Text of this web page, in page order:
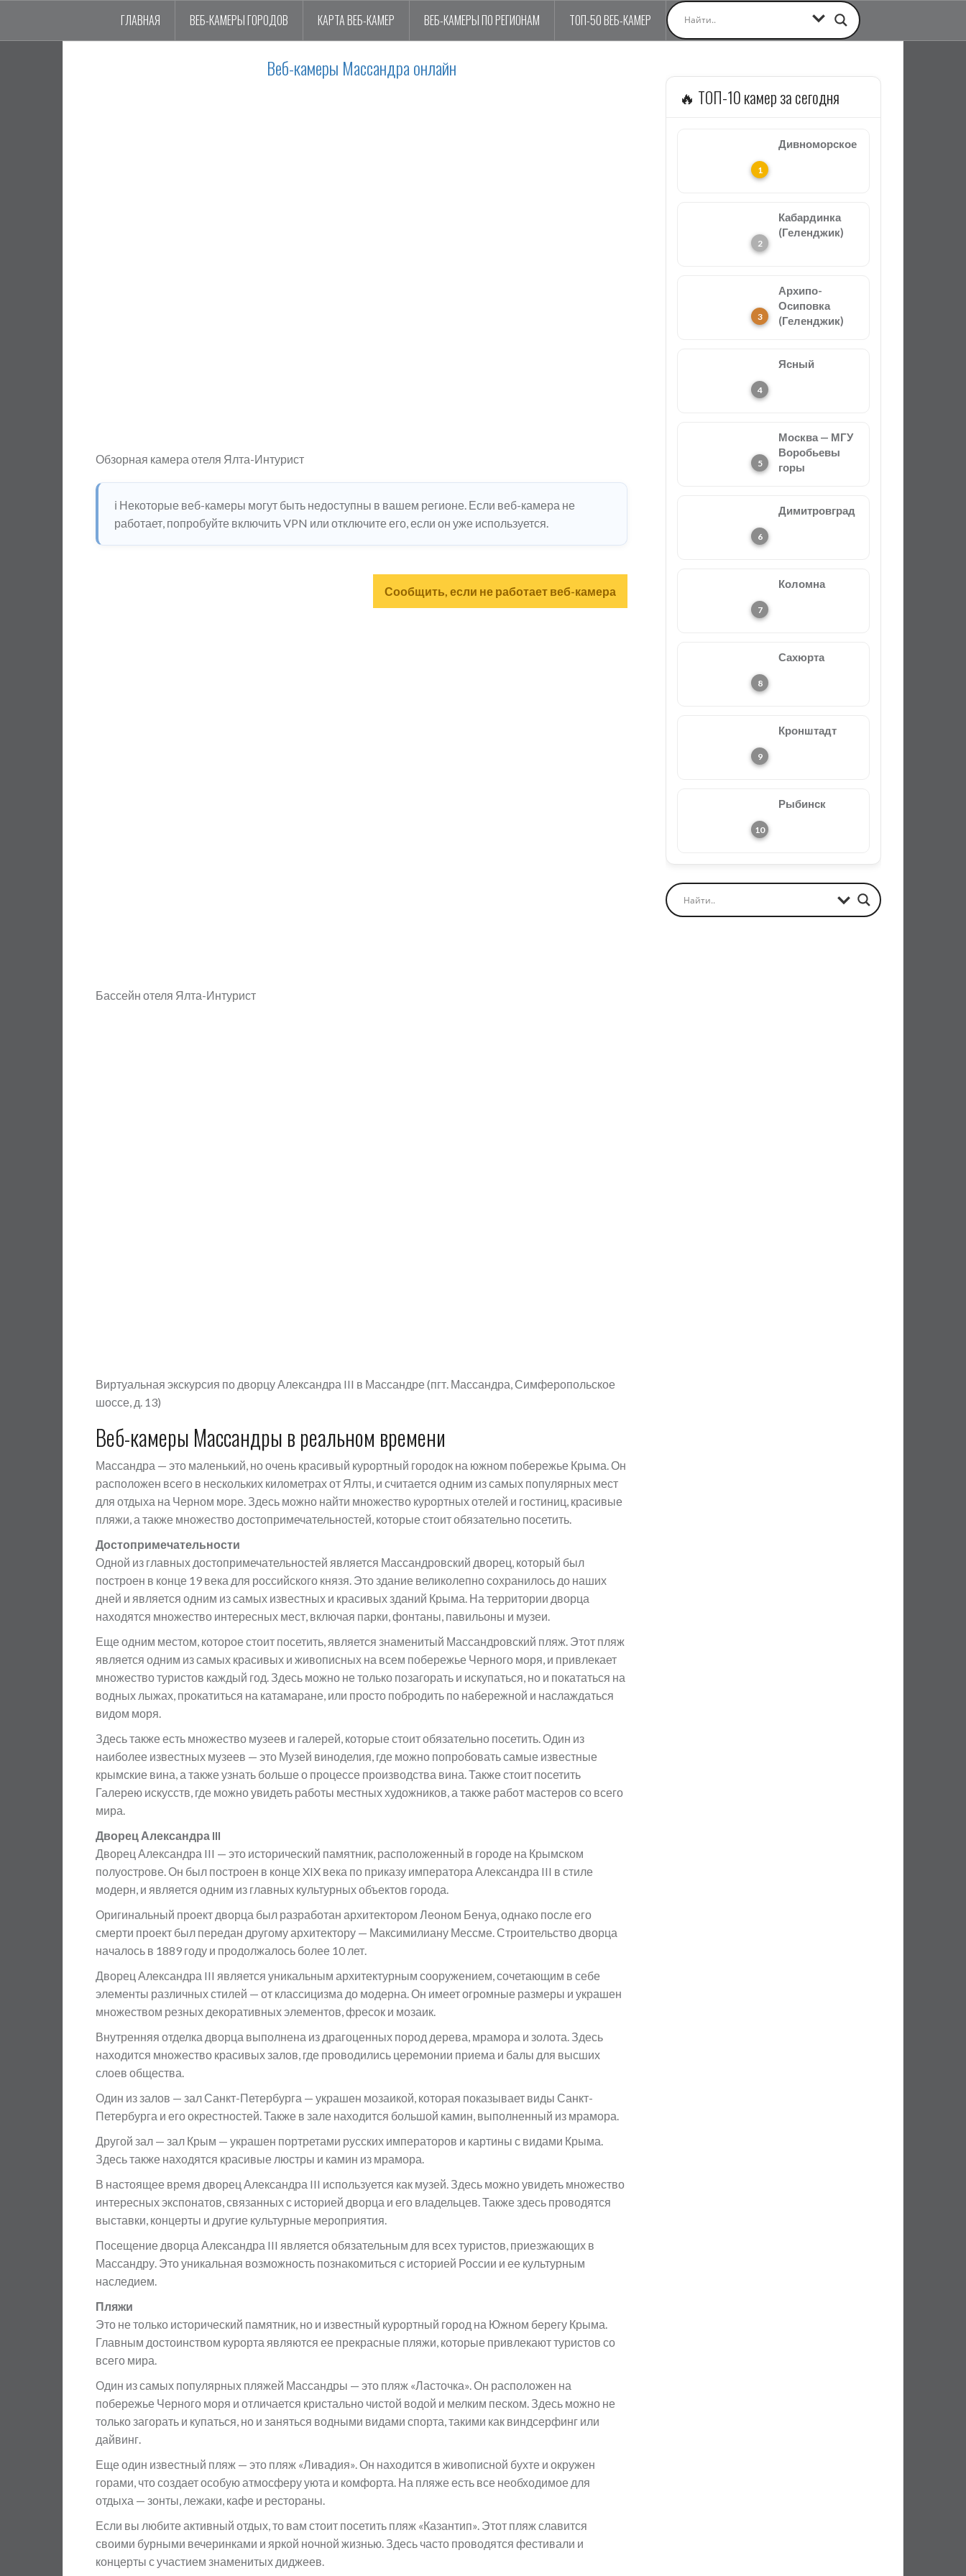
ГЛАВНАЯ ВЕБ-КАМЕРЫ ГОРОДОВ КАРТА ВЕБ-КАМЕР ВЕБ-КАМЕРЫ ПО РЕГИОНАМ ТОП-50 ВЕБ-КАМЕР
Веб-камеры Массандра онлайн
Обзорная камера отеля Ялта-Интурист
ℹ️ Некоторые веб-камеры могут быть недоступны в вашем регионе. Если веб-камера не
работает, попробуйте включить VPN или отключите его, если он уже используется.
Сообщить, если не работает веб-камера
Бассейн отеля Ялта-Интурист
Виртуальная экскурсия по дворцу Александра III в Массандре (пгт. Массандра, Симферопольское
шоссе, д. 13)
Веб-камеры Массандры в реальном времени
Массандра — это маленький, но очень красивый курортный городок на южном побережье Крыма. Он
расположен всего в нескольких километрах от Ялты, и считается одним из самых популярных мест
для отдыха на Черном море. Здесь можно найти множество курортных отелей и гостиниц, красивые
пляжи, а также множество достопримечательностей, которые стоит обязательно посетить.
Достопримечательности
Одной из главных достопримечательностей является Массандровский дворец, который был
построен в конце 19 века для российского князя. Это здание великолепно сохранилось до наших
дней и является одним из самых известных и красивых зданий Крыма. На территории дворца
находятся множество интересных мест, включая парки, фонтаны, павильоны и музеи.
Еще одним местом, которое стоит посетить, является знаменитый Массандровский пляж. Этот пляж
является одним из самых красивых и живописных на всем побережье Черного моря, и привлекает
множество туристов каждый год. Здесь можно не только позагорать и искупаться, но и покататься на
водных лыжах, прокатиться на катамаране, или просто побродить по набережной и наслаждаться
видом моря.
Здесь также есть множество музеев и галерей, которые стоит обязательно посетить. Один из
наиболее известных музеев — это Музей виноделия, где можно попробовать самые известные
крымские вина, а также узнать больше о процессе производства вина. Также стоит посетить
Галерею искусств, где можно увидеть работы местных художников, а также работ мастеров со всего
мира.
Дворец Александра III
Дворец Александра III — это исторический памятник, расположенный в городе на Крымском
полуострове. Он был построен в конце XIX века по приказу императора Александра III в стиле
модерн, и является одним из главных культурных объектов города.
Оригинальный проект дворца был разработан архитектором Леоном Бенуа, однако после его
смерти проект был передан другому архитектору — Максимилиану Мессме. Строительство дворца
началось в 1889 году и продолжалось более 10 лет.
Дворец Александра III является уникальным архитектурным сооружением, сочетающим в себе
элементы различных стилей — от классицизма до модерна. Он имеет огромные размеры и украшен
множеством резных декоративных элементов, фресок и мозаик.
Внутренняя отделка дворца выполнена из драгоценных пород дерева, мрамора и золота. Здесь
находится множество красивых залов, где проводились церемонии приема и балы для высших
слоев общества.
Один из залов — зал Санкт-Петербурга — украшен мозаикой, которая показывает виды Санкт-
Петербурга и его окрестностей. Также в зале находится большой камин, выполненный из мрамора.
Другой зал — зал Крым — украшен портретами русских императоров и картины с видами Крыма.
Здесь также находятся красивые люстры и камин из мрамора.
В настоящее время дворец Александра III используется как музей. Здесь можно увидеть множество
интересных экспонатов, связанных с историей дворца и его владельцев. Также здесь проводятся
выставки, концерты и другие культурные мероприятия.
Посещение дворца Александра III является обязательным для всех туристов, приезжающих в
Массандру. Это уникальная возможность познакомиться с историей России и ее культурным
наследием.
Пляжи
Это не только исторический памятник, но и известный курортный город на Южном берегу Крыма.
Главным достоинством курорта являются ее прекрасные пляжи, которые привлекают туристов со
всего мира.
Один из самых популярных пляжей Массандры — это пляж «Ласточка». Он расположен на
побережье Черного моря и отличается кристально чистой водой и мелким песком. Здесь можно не
только загорать и купаться, но и заняться водными видами спорта, такими как виндсерфинг или
дайвинг.
Еще один известный пляж — это пляж «Ливадия». Он находится в живописной бухте и окружен
горами, что создает особую атмосферу уюта и комфорта. На пляже есть все необходимое для
отдыха — зонты, лежаки, кафе и рестораны.
Если вы любите активный отдых, то вам стоит посетить пляж «Казантип». Этот пляж славится
своими бурными вечеринками и яркой ночной жизнью. Здесь часто проводятся фестивали и
концерты с участием знаменитых диджеев.
🔥 ТОП-10 камер за сегодня
Дивноморское
Кабардинка
(Геленджик)
Архипо-
Осиповка
(Геленджик)
Ясный
Москва — МГУ
Воробьевы
горы
Димитровград
Коломна
Сахюрта
Кронштадт
Рыбинск